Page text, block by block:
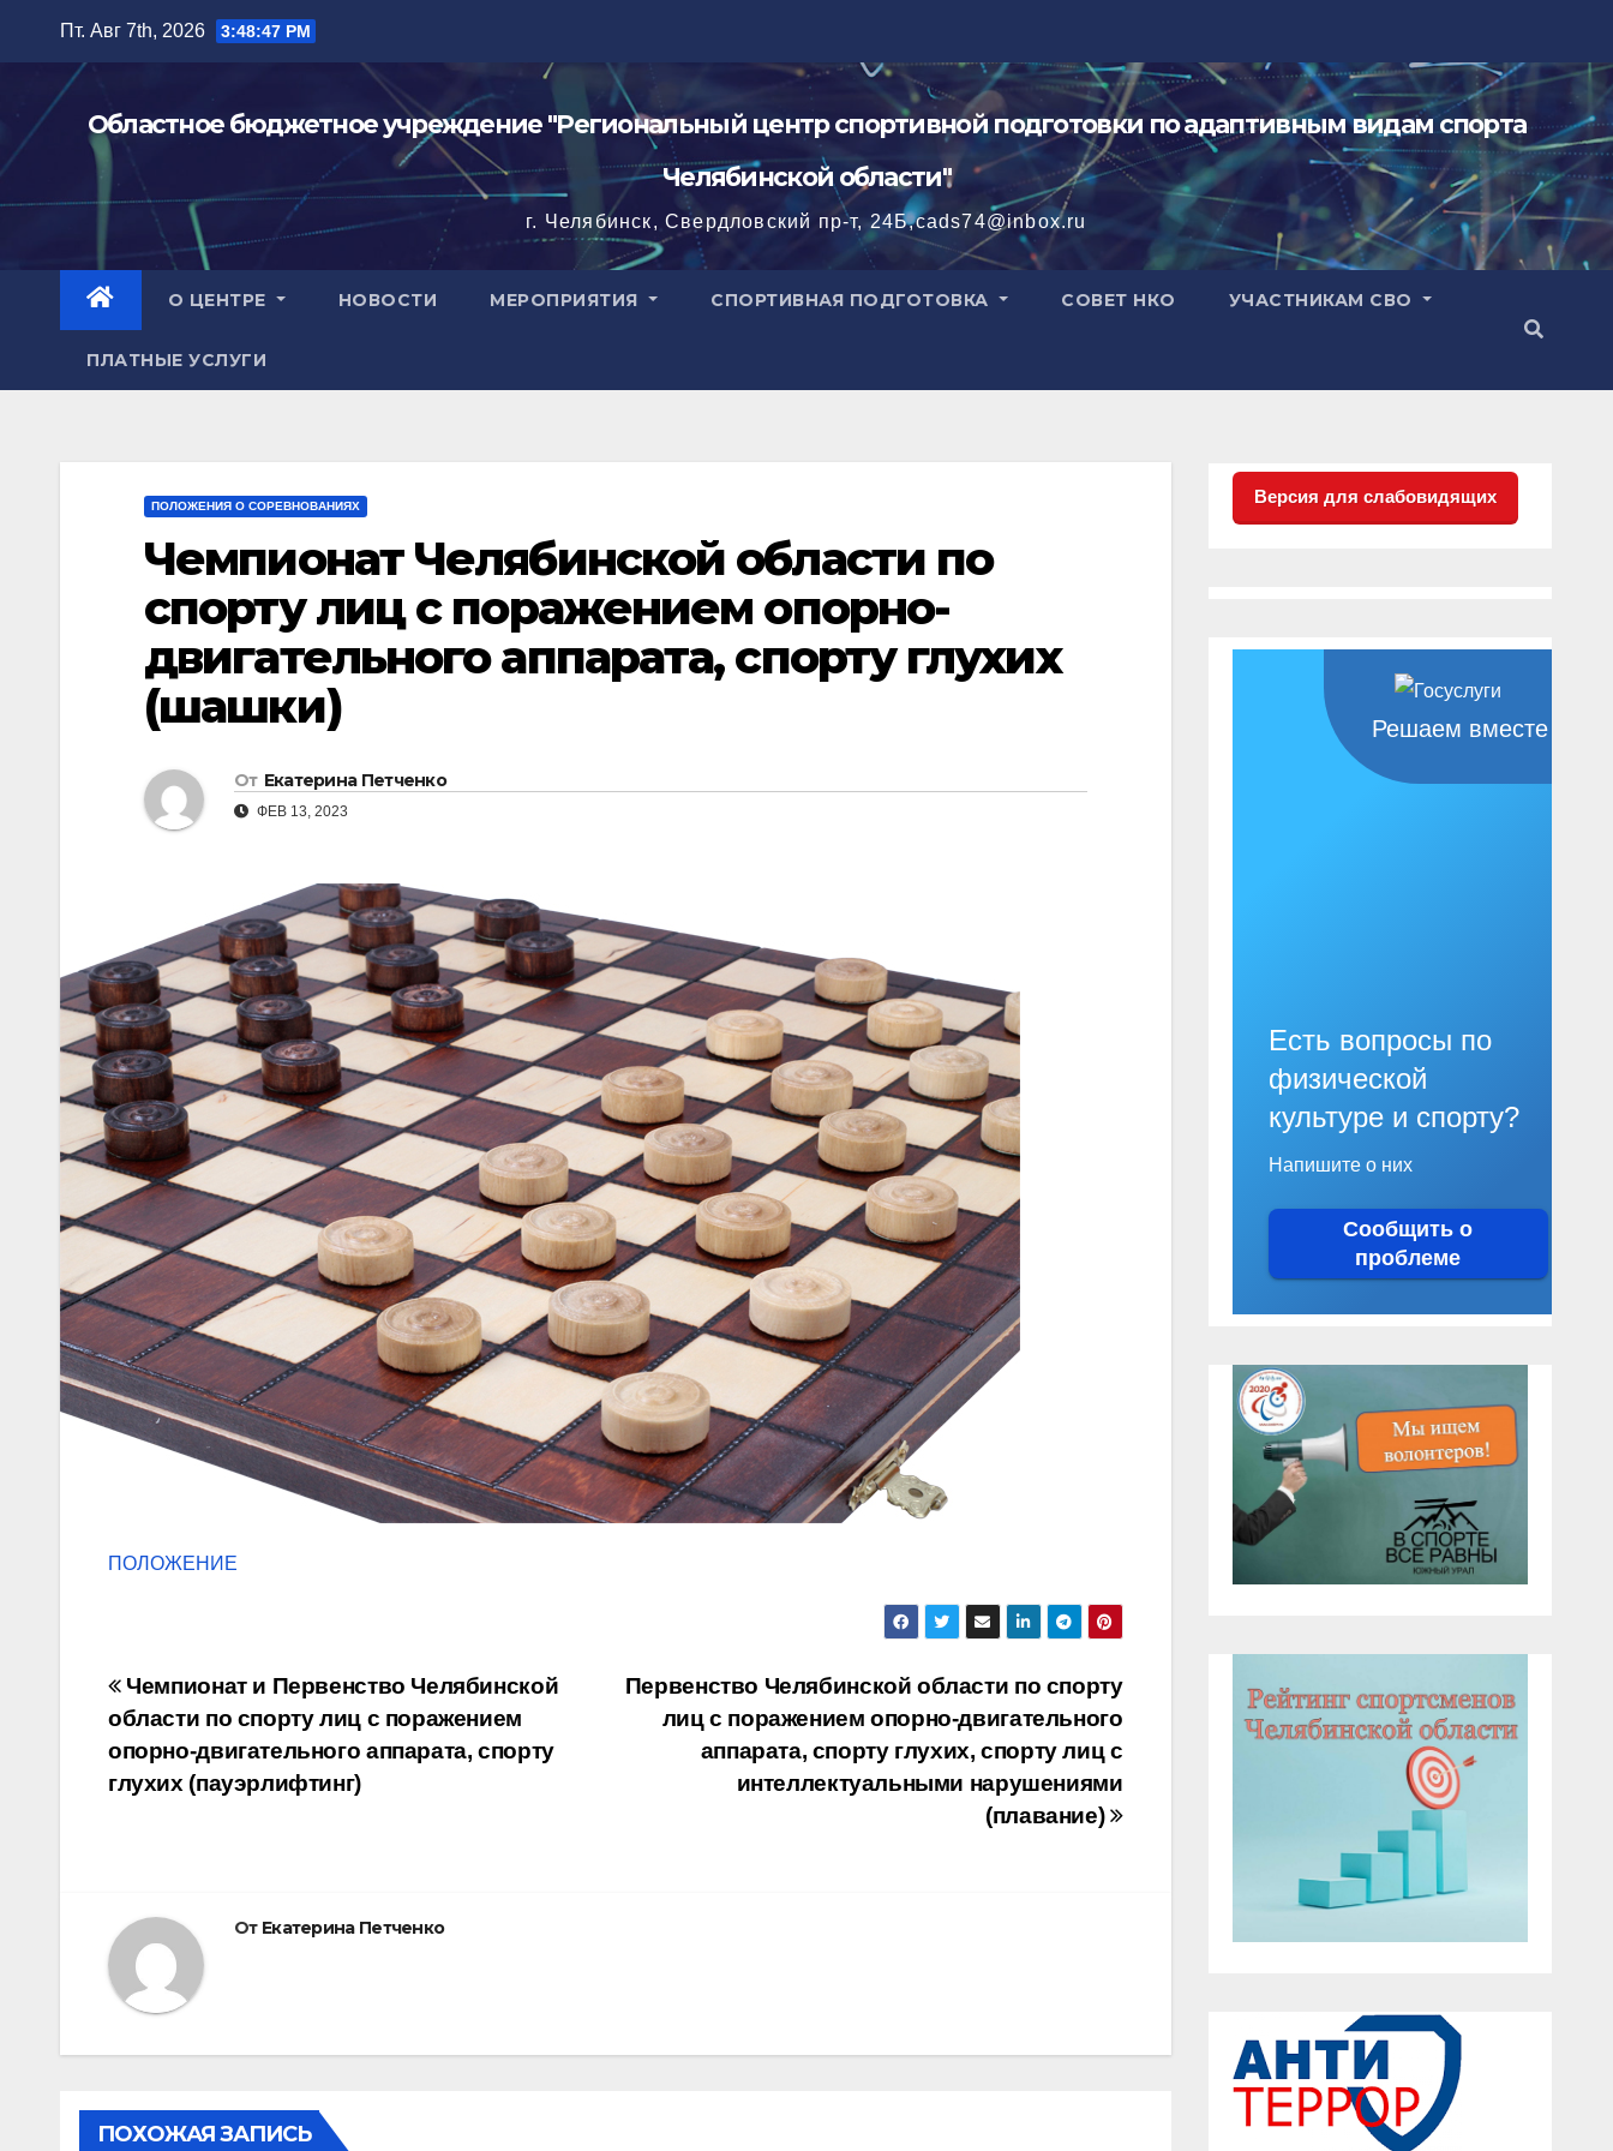
содержимому
Пт. Авг 7th, 2026 3:48:48 PM
Областное бюджетное учреждение "Региональный центр спортивной подготовки по адаптивным видам спорта
Челябинской области"
г. Челябинск, Свердловский пр-т, 24Б,cads74@inbox.ru
О ЦЕНТРЕ НОВОСТИ МЕРОПРИЯТИЯ СПОРТИВНАЯ ПОДГОТОВКА СОВЕТ НКО УЧАСТНИКАМ СВО
ПЛАТНЫЕ УСЛУГИ
ПОЛОЖЕНИЯ О СОРЕВНОВАНИЯХ
Чемпионат Челябинской области по
спорту лиц с поражением опорно-
двигательного аппарата, спорту глухих
(шашки)
От Екатерина Петченко
ФЕВ 13, 2023
ПОЛОЖЕНИЕ
Навигация
по
записям
Первенство Челябинской области по спорту
лиц с поражением опорно-двигательного
аппарата, спорту глухих, спорту лиц с
интеллектуальными нарушениями
(плавание)
Чемпионат и Первенство Челябинской
области по спорту лиц с поражением
опорно-двигательного аппарата, спорту
глухих (пауэрлифтинг)
От Екатерина Петченко
ПОХОЖАЯ ЗАПИСЬ
Версия для слабовидящих
Решаем вместе
Есть вопросы по
физической
культуре и спорту?
Напишите о них
Сообщить о
проблеме